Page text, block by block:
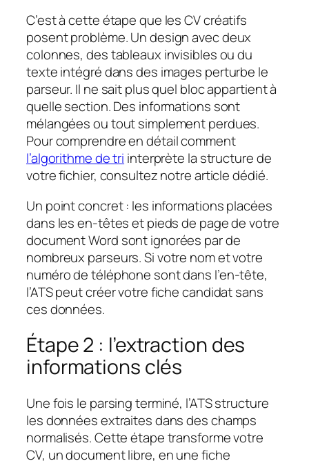
C’est à cette étape que les CV créatifs
posent problème. Un design avec deux
colonnes, des tableaux invisibles ou du
texte intégré dans des images perturbe le
parseur. Il ne sait plus quel bloc appartient à
quelle section. Des informations sont
mélangées ou tout simplement perdues.
Pour comprendre en détail comment
l’algorithme de tri interprète la structure de
votre fichier, consultez notre article dédié.
Un point concret : les informations placées
dans les en-têtes et pieds de page de votre
document Word sont ignorées par de
nombreux parseurs. Si votre nom et votre
numéro de téléphone sont dans l’en-tête,
l’ATS peut créer votre fiche candidat sans
ces données.
Étape 2 : l’extraction des
informations clés
Une fois le parsing terminé, l’ATS structure
les données extraites dans des champs
normalisés. Cette étape transforme votre
CV, un document libre, en une fiche